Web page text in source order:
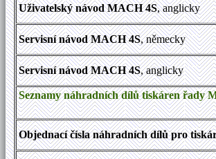
Uživatelský návod MACH 4S, anglicky
Servisní návod MACH 4S, německy
Servisní návod MACH 4S, anglicky
Seznamy náhradních dílů tiskáren řady
Objednací čísla náhradních dílů pro